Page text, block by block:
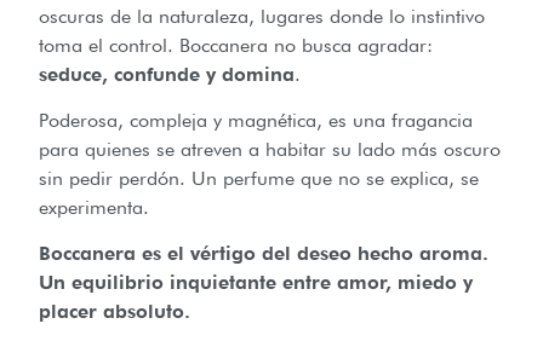
oscuras de la naturaleza, lugares donde lo instintivo
toma el control. Boccanera no busca agradar:
seduce, confunde y domina.
Poderosa, compleja y magnética, es una fragancia
para quienes se atreven a habitar su lado más oscuro
sin pedir perdón. Un perfume que no se explica, se
experimenta.
Boccanera es el vértigo del deseo hecho aroma.
Un equilibrio inquietante entre amor, miedo y
placer absoluto.